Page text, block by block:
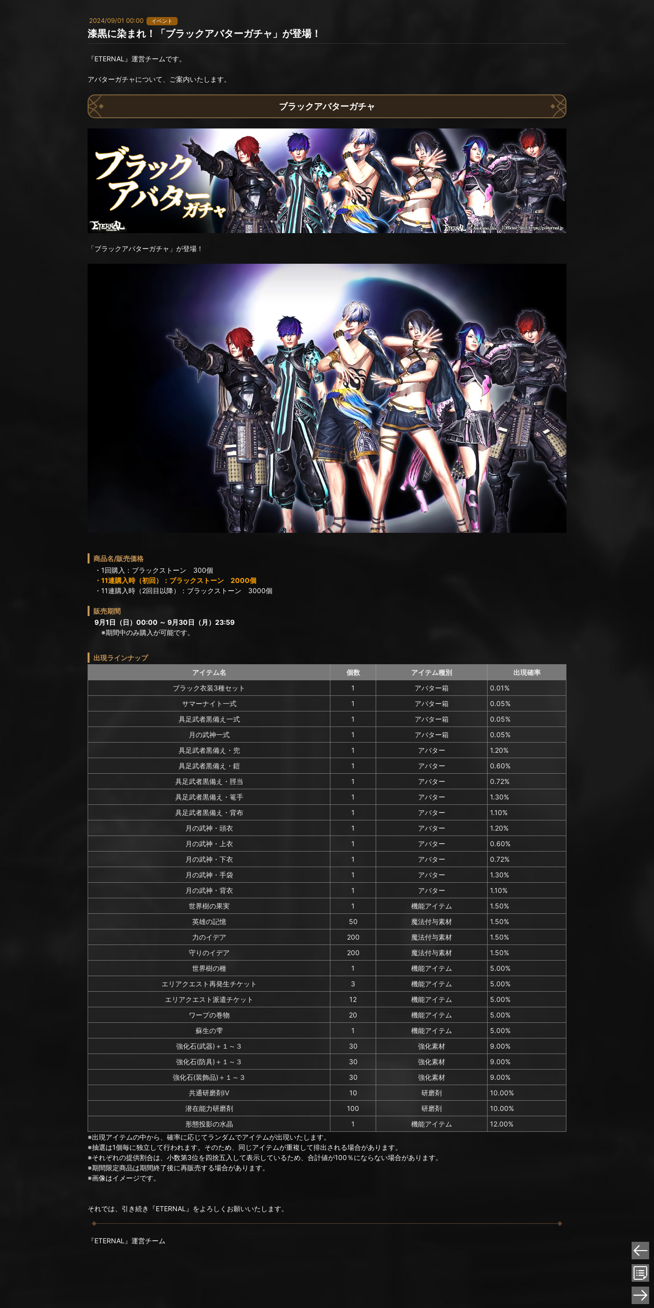
2024/09/01 00:00 イベント
漆黒に染まれ！「ブラックアバターガチャ」が登場！
『ETERNAL』運営チームです。
アバターガチャについて、ご案内いたします。
ブラックアバターガチャ
「ブラックアバターガチャ」が登場！
商品名/販売価格
・1回購入：ブラックストーン 300個
・11連購入時（初回）：ブラックストーン 2000個
・11連購入時（2回目以降）：ブラックストーン 3000個
販売期間
9月1日（日）00:00 ～ 9月30日（月）23:59
※期間中のみ購入が可能です。
出現ラインナップ
アイテム名
個数 アイテム種別
出現確率
ブラック衣装3種セット
1 アバター箱
0.01%
サマーナイト一式
1 アバター箱
0.05%
具足武者黒備え一式
1 アバター箱
0.05%
月の武神一式
1 アバター箱
0.05%
具足武者黒備え・兜
1 アバター
1.20%
具足武者黒備え・鎧
1 アバター
0.60%
具足武者黒備え・脛当
1 アバター
0.72%
具足武者黒備え・篭手
1 アバター
1.30%
具足武者黒備え・背布
1 アバター
1.10%
月の武神・頭衣
1 アバター
1.20%
月の武神・上衣
1 アバター
0.60%
月の武神・下衣
1 アバター
0.72%
月の武神・手袋
1 アバター
1.30%
月の武神・背衣
1 アバター
1.10%
世界樹の果実
1 機能アイテム
1.50%
英雄の記憶
50 魔法付与素材
1.50%
力のイデア
200 魔法付与素材
1.50%
守りのイデア
200 魔法付与素材
1.50%
世界樹の種
1 機能アイテム
5.00%
エリアクエスト再発生チケット
3 機能アイテム
5.00%
エリアクエスト派遣チケット
12 機能アイテム
5.00%
ワープの巻物
20 機能アイテム
5.00%
蘇生の雫
1 機能アイテム
5.00%
強化石(武器)＋１～３
30 強化素材
9.00%
強化石(防具)＋１～３
30 強化素材
9.00%
強化石(装飾品)＋１～３
30 強化素材
9.00%
共通研磨剤IV
10 研磨剤
10.00%
潜在能力研磨剤
100 研磨剤
10.00%
形態投影の水晶
1 機能アイテム
12.00%
※出現アイテムの中から、確率に応じてランダムでアイテムが出現いたします。
※抽選は1個毎に独立して行われます。そのため、同じアイテムが重複して排出される場合があります。
※それぞれの提供割合は、小数第3位を四捨五入して表示しているため、合計値が100％にならない場合があります。
※期間限定商品は期間終了後に再販売する場合があります。
※画像はイメージです。
それでは、引き続き『ETERNAL』をよろしくお願いいたします。
『ETERNAL』運営チーム